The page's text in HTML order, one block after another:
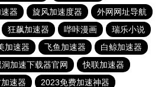
器 旋风加速度器
外网网址导航
狂飙加速器 哔咔漫画
瑞乐小说
加速器 飞鱼加速器
白鲸加速器
洞加速下载器官网
快联加速器
速器 2023免费加速神器